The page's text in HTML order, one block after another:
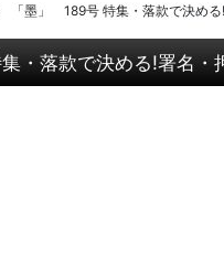
「墨」 189号 特集・落款で決める
落款で決める!署名・